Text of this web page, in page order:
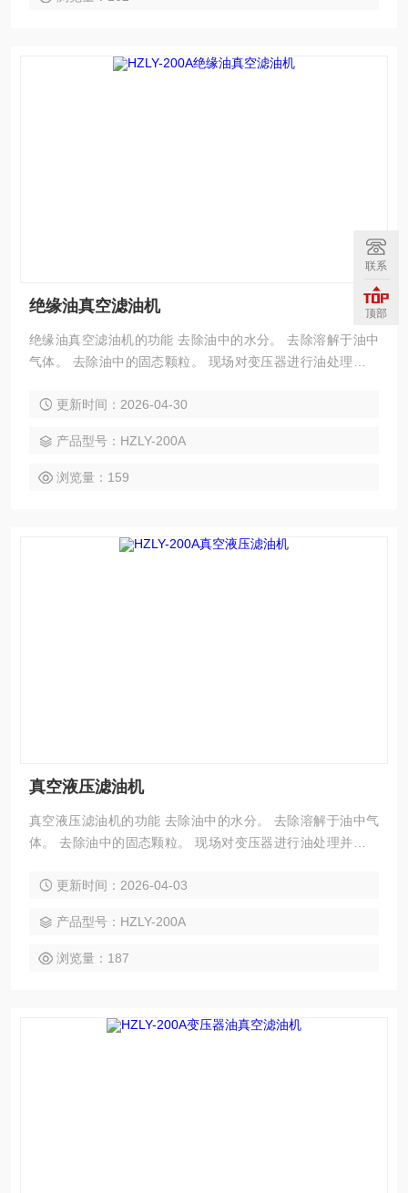
绝缘油真空滤油机
绝缘油真空滤油机的功能 去除油中的水分。 去除溶解于油中
气体。 去除油中的固态颗粒。 现场对变压器进行油处理并对
油处理好后，可保持真空条件下对20-60m3变压器注油。
更新时间：2026-04-30
产品型号：HZLY-200A
浏览量：159
真空液压滤油机
真空液压滤油机的功能 去除油中的水分。 去除溶解于油中气
体。 去除油中的固态颗粒。 现场对变压器进行油处理并对电
处理好后，可保持真空条件下对20-60m3变压器注油。
更新时间：2026-04-03
产品型号：HZLY-200A
浏览量：187
联系
顶部